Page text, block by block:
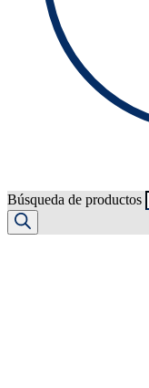
Búsqueda de productos